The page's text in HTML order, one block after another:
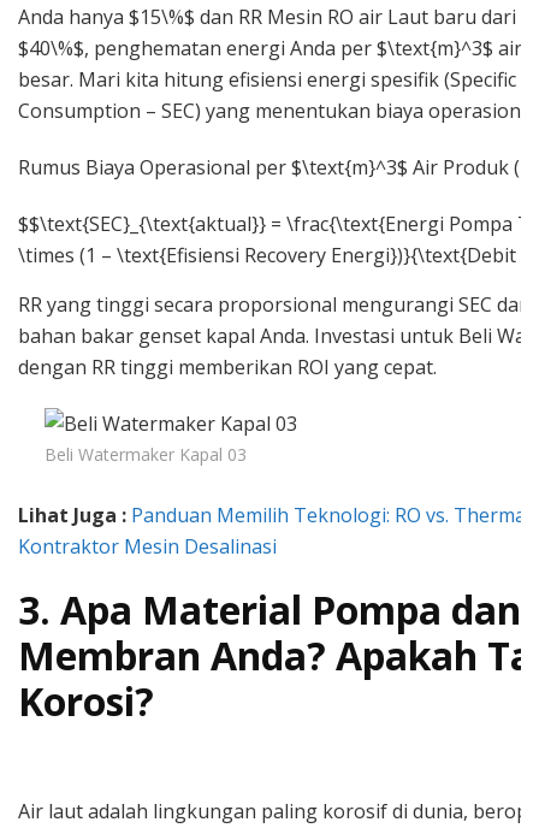
Anda hanya $15\%$ dan RR Mesin RO air Laut baru dari
$40\%$, penghematan energi Anda per $\text{m}^3$ air
besar. Mari kita hitung efisiensi energi spesifik (Specific
Consumption – SEC) yang menentukan biaya
Rumus Biaya Operasional per $\text{m}^3$ Air Produk
$$\text{SEC}_{\text{aktual}} = \frac{\text{Energi Pompa
\times (1 – \text{Efisiensi Recovery Energi})}{\text{Debit
RR yang tinggi secara proporsional mengurangi SEC
bahan bakar genset kapal Anda. Investasi untuk Beli
dengan RR tinggi memberikan ROI yang cepat.
Beli Watermaker Kapal 03
Lihat Juga : Panduan Memilih Teknologi: RO vs. Thermal
Kontraktor Mesin Desalinasi
3. Apa Material Pompa dan
Membran Anda? Apakah
Korosi?
Air laut adalah lingkungan paling korosif di dunia,